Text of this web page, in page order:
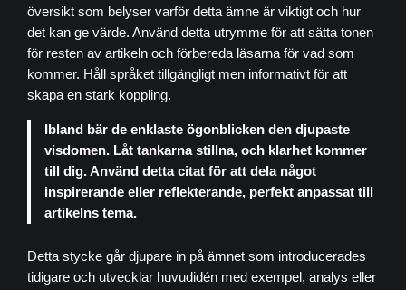
översikt som belyser varför detta ämne är viktigt och hur
det kan ge värde. Använd detta utrymme för att sätta tonen
för resten av artikeln och förbereda läsarna för vad som
kommer. Håll språket tillgängligt men informativt för att
skapa en stark koppling.
Ibland bär de enklaste ögonblicken den djupaste
visdomen. Låt tankarna stillna, och klarhet kommer
till dig. Använd detta citat för att dela något
inspirerande eller reflekterande, perfekt anpassat till
artikelns tema.
Detta stycke går djupare in på ämnet som introducerades
tidigare och utvecklar huvudidén med exempel, analys eller